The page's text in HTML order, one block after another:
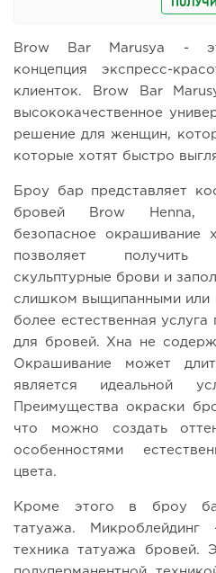
Brow Bar Marusya -
концепция экспресс-
клиенток. Brow Bar
высококачественное
решение для женщин,
которые хотят быстро
Броу бар представляет
бровей Brow Henna,
безопасное окрашивание
позволяет получить
скульптурные брови и
слишком выщипанными или
более естественная
для бровей. Хна не
Окрашивание может
является идеальной
Преимущества окраски
что можно создать
особенностями
цвета.
Кроме этого в броу
татуажа. Микроблейдинг
техника татуажа бровей.